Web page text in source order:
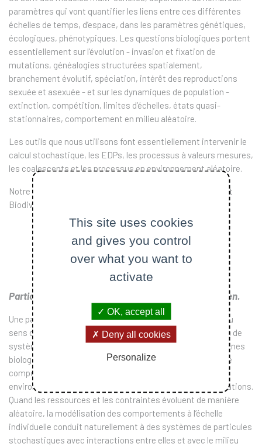
paramètres qui vont quantifier les liens entre ces différentes
échelles de temps, d’espace, dans les paramètres génétiques,
écologiques, phénotypiques. Les questions biologiques portent
essentiellement sur l’évolution - invasion et fixation de
mutations, généalogies structurées spatialement,
branchement évolutif, spéciation, intérêt des reproductions
sexuée et asexuée - et sur les dynamiques de population -
extinction, compétition, limites d’échelles, états quasi-
stationnaires, comportement en milieu aléatoire.
Les outils que nous utilisons font essentiellement intervenir le
calcul stochastique, les EDPs, les processus à valeurs mesures,
les coalescents et les processus en environnement aléatoire.
Notre équipe porte la chaire Modélisation Mathématique et
Biodiversité avec le Museum National d’Histoire Naturelle.
Branchement évolutif et pinson de Darwin
Particules en interaction et leurs limites champ moyen.
Une partie de l'équipe étudie les processus non-linéaires au
sens de McKean-Vlasov en tant que limites champ-moyen de
systèmes de particules en interaction. Dans des phénomènes
biologiques comme la chimiotaxie ou les neurosciences, le
comportement des individus est fortement lié à leur
environnement et à leur capacité à y échanger des informations.
Quand les ressources et les contraintes évoluent de manière
aléatoire, la modélisation des comportements à l’échelle
individuelle conduit naturellement à des systèmes de particules
stochastiques avec interactions entre elles et avec le milieu
This site uses cookies
and gives you control
over what you want to
activate
OK, accept all
Deny all cookies
Personalize